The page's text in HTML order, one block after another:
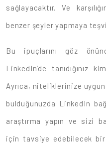
sağlayacaktır. Ve
benzer şeyler yapmaya
Bu ipuçlarını göz
LinkedIn’de tanıdığınız
Ayrıca, niteliklerinize
bulduğunuzda LinkedIn
araştırma yapın ve sizi
için tavsiye edebilecek